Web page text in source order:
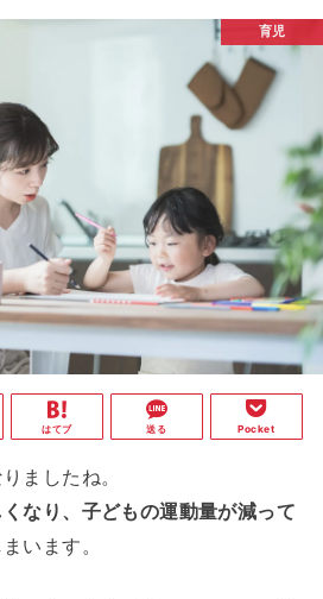
育児
はてブ 送る Pocket
ましたね。
なり、子どもの運動量が減って
います。